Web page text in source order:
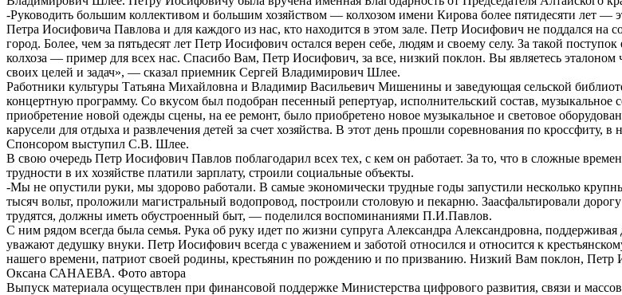
-Руководить большим коллективом и большим хозяйством — колхозом имени Кирова более пятидесяти лет —
Петра Иосифовича Павлова и для каждого из нас, кто находится в этом зале. Петр Иосифович не поддался на
город. Более, чем за пятьдесят лет Петр Иосифович остался верен себе, людям и своему селу. За такой
колхоза — пример для всех нас. Спасибо Вам, Петр Иосифович, за все, низкий поклон. Вы являетесь
своих целей и задач», — сказал приемник Сергей Владимирович Шлее.
Работники культуры Татьяна Михайловна и Владимир Васильевич Мишенины и заведующая сельской
концертную программу. Со вкусом был подобран песенный репертуар, исполнительский состав,
приобретение новой одежды сцены, на ее ремонт, было приобретено новое музыкальное и световое
карусели для отдыха и развлечения детей за счет хозяйства. В этот день прошли соревнования по
Спонсором выступил С.В. Шлее.
В свою очередь Петр Иосифович Павлов поблагодарил всех тех, с кем он работает. За то, что в сложные
трудности в их хозяйстве платили зарплату, строили социальные объекты.
-Мы не опустили руки, мы здорово работали. В самые экономически трудные годы запустили несколько
тысяч вольт, проложили магистральный водопровод, построили столовую и пекарню. Заасфальтировали
трудятся, должны иметь обустроенный быт, — поделился воспоминаниями П.И.Павлов.
С ним рядом всегда была семья. Рука об руку идет по жизни супруга Александра Александровна,
уважают дедушку внуки. Петр Иосифович всегда с уважением и заботой относился и относится к
нашего времени, патриот своей родины, крестьянин по рождению и по призванию. Низкий Вам поклон, Петр
Оксана САНАЕВА. Фото автора
Выпуск материала осуществлен при финансовой поддержке Министерства цифрового развития, связи и